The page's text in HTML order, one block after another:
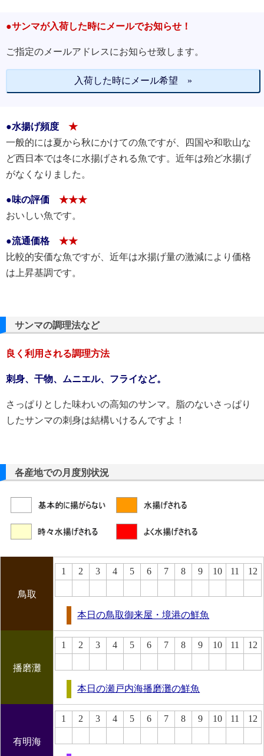
●サンマが入荷した時にメールでお知らせ！
ご指定のメールアドレスにお知らせ致します。
入荷した時にメール希望 »
●水揚げ頻度
★
一般的には夏から秋にかけての魚ですが、四国や和歌山な
ど西日本では冬に水揚げされる魚です。近年は殆ど水揚げ
がなくなりました。
●味の評価
★★★
おいしい魚です。
●流通価格
★★
比較的安価な魚ですが、近年は水揚げ量の激減により価格
は上昇基調です。
サンマの調理法など
良く利用される調理方法
刺身、干物、ムニエル、フライなど。
さっぱりとした味わいの高知のサンマ。脂のないさっぱり
したサンマの刺身は結構いけるんですよ！
各産地での月度別状況
鳥取
1 2 3 4 5 6 7 8 9 10 11 12
本日の鳥取御来屋・境港の鮮魚
播磨灘
1 2 3 4 5 6 7 8 9 10 11 12
本日の瀬戸内海播磨灘の鮮魚
有明海
1 2 3 4 5 6 7 8 9 10 11 12